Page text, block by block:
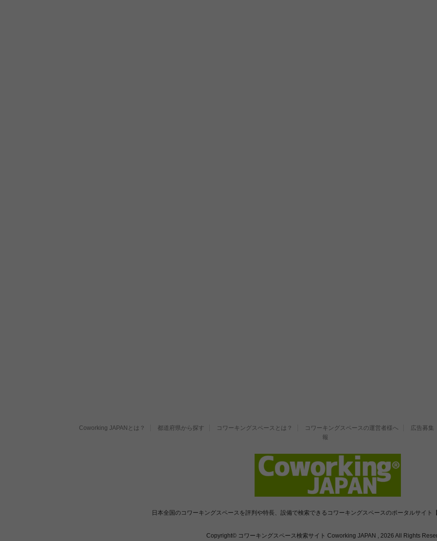
Coworking JAPANとは？ 都道府県から探す コワーキングスペースとは？ コワーキングスペースの運営者様へ
広告募集
報
日本全国のコワーキングスペースを評判や特長、設備で検索できるコワーキングスペースのポータルサイト
Copyright© コワーキングスペース検索サイト Coworking JAPAN , 2026 All Rights